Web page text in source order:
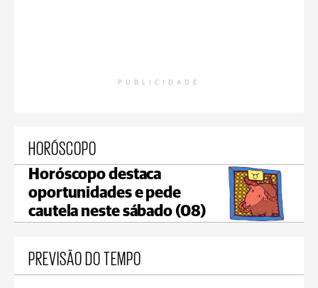
PUBLICIDADE
HORÓSCOPO
Horóscopo destaca
oportunidades e pede
cautela neste sábado (08)
PREVISÃO DO TEMPO